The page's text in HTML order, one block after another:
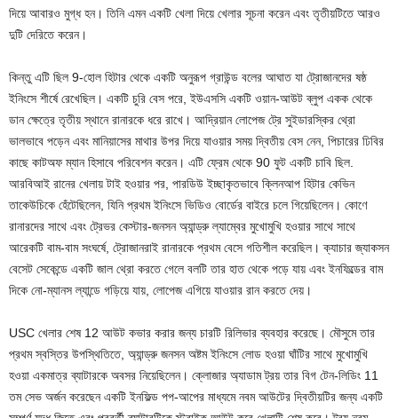
দিয়ে আবারও মুগ্ধ হন। তিনি এমন একটি খেলা দিয়ে খেলার সূচনা করেন এবং তৃতীয়টিতে আরও
দুটি দেরিতে করেন।
কিন্তু এটি ছিল 9-হোল হিটার থেকে একটি অনুরূপ গ্রাউন্ড বলের আঘাত যা ট্রোজানদের ষষ্ঠ
ইনিংসে শীর্ষে রেখেছিল। একটি চুরি বেস পরে, ইউএসসি একটি ওয়ান-আউট ব্লুপ একক থেকে
ডান ক্ষেত্রে তৃতীয় স্থানে রানারকে ধরে রাখে। আদ্রিয়ান লোপেজ ট্রে সুইডারস্কির থ্রো
ভালভাবে পড়েন এবং মানিয়াসের মাথার উপর দিয়ে যাওয়ার সময় দ্বিতীয় বেস নেন, পিচারের ঢিবির
কাছে কাটঅফ ম্যান হিসাবে পরিবেশন করেন। এটি ফ্রেম থেকে 90 ফুট একটি চাবি ছিল.
আরবিআই রানের খেলায় টাই হওয়ার পর, পারডিউ ইচ্ছাকৃতভাবে ক্লিনআপ হিটার কেভিন
তাকেউচিকে হেঁটেছিলেন, যিনি প্রথম ইনিংসে ভিডিও বোর্ডের বাইরে চলে গিয়েছিলেন। কোণে
রানারদের সাথে এবং ট্রেভর কেস্টার-জনসন অ্যান্ড্রু ল্যাম্বের মুখোমুখি হওয়ার সাথে সাথে
আরেকটি বাম-বাম সংঘর্ষে, ট্রোজানরাই রানারকে প্রথম বেসে গতিশীল করেছিল। ক্যাচার জ্যাকসন
বেসেট সেকেন্ডে একটি জাল থ্রো করতে গেলে বলটি তার হাত থেকে পড়ে যায় এবং ইনফিল্ডের বাম
দিকে নো-ম্যানস ল্যান্ডে গড়িয়ে যায়, লোপেজ এগিয়ে যাওয়ার রান করতে দেয়।
USC খেলার শেষ 12 আউট কভার করার জন্য চারটি রিলিভার ব্যবহার করেছে। মৌসুমে তার
প্রথম স্বস্তির উপস্থিতিতে, অ্যান্ড্রু জনসন অষ্টম ইনিংসে লোড হওয়া ঘাঁটির সাথে মুখোমুখি
হওয়া একমাত্র ব্যাটারকে অবসর নিয়েছিলেন। ক্লোজার অ্যাডাম ট্রয় তার বিগ টেন-লিডিং 11
তম সেভ অর্জন করেছেন একটি ইনফিল্ড পপ-আপের মাধ্যমে নবম আউটের দ্বিতীয়টির জন্য একটি